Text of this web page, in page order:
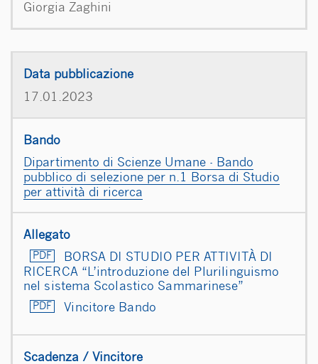
Giorgia Zaghini
17.01.2023
Dipartimento di Scienze Umane - Bando
pubblico di selezione per n.1 Borsa di Studio
per attività di ricerca
BORSA DI STUDIO PER ATTIVITÀ DI
RICERCA “L’introduzione del Plurilinguismo
nel sistema Scolastico Sammarinese”
Vincitore Bando